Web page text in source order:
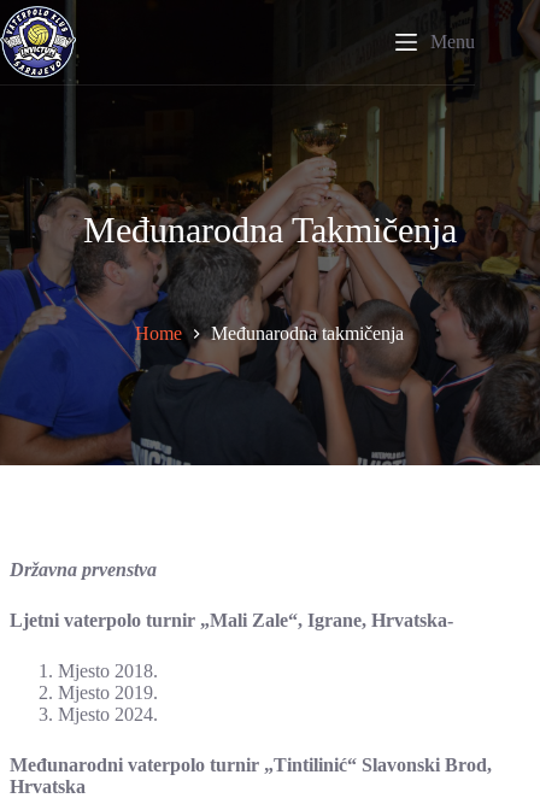
Skip
to
content
Menu
Međunarodna Takmičenja
Home Međunarodna takmičenja
Državna prvenstva
Ljetni vaterpolo turnir „Mali Zale“, Igrane, Hrvatska-
Mjesto 2018.
Mjesto 2019.
Mjesto 2024.
Međunarodni vaterpolo turnir „Tintilinić“ Slavonski Brod,
Hrvatska